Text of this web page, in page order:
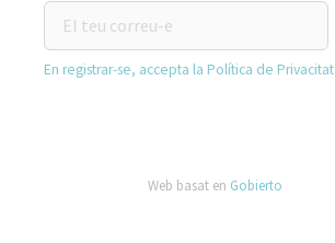
El
teu
correu-
En registrar-se, accepta la Política de Privacitat
Web basat en Gobierto